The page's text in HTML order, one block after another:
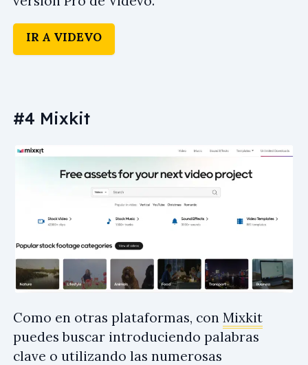
IR A VIDEVO
#4 Mixkit
Como en otras plataformas, con Mixkit
puedes buscar introduciendo palabras
clave o utilizando las numerosas